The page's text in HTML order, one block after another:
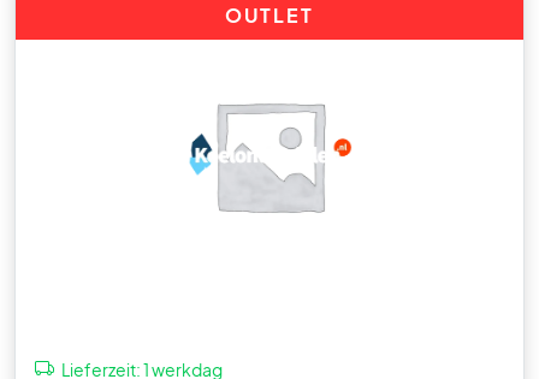
OUTLET
Lieferzeit:1 werkdag